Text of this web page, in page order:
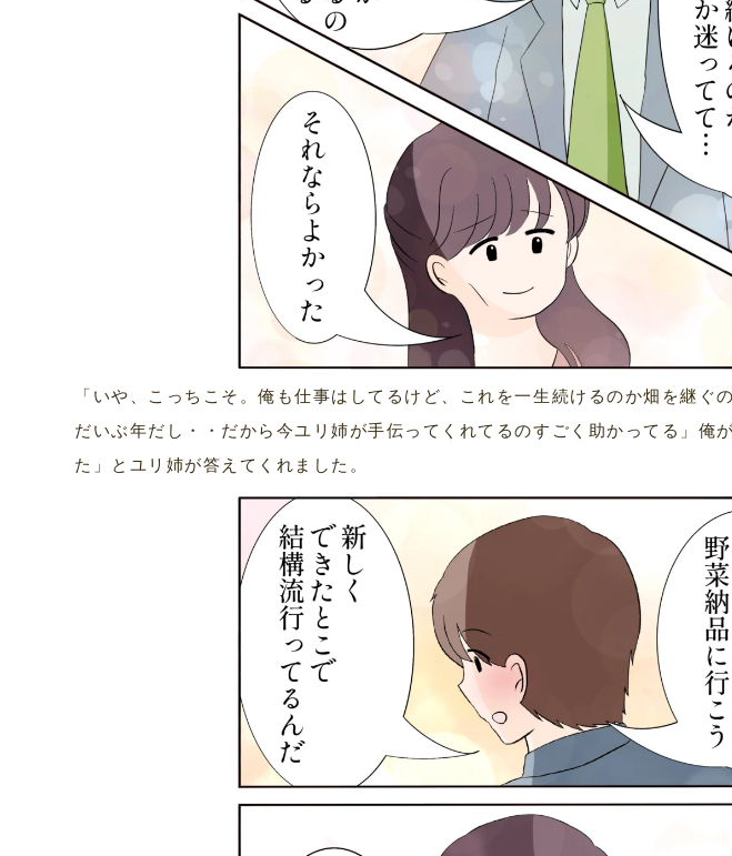
「いや、こっちこそ。俺も仕事はしてるけど、これを一生続けるのか畑を継ぐ
だいぶ年だし・・だから今ユリ姉が手伝ってくれてるのすごく助かってる」俺
た」とユリ姉が答えてくれました。